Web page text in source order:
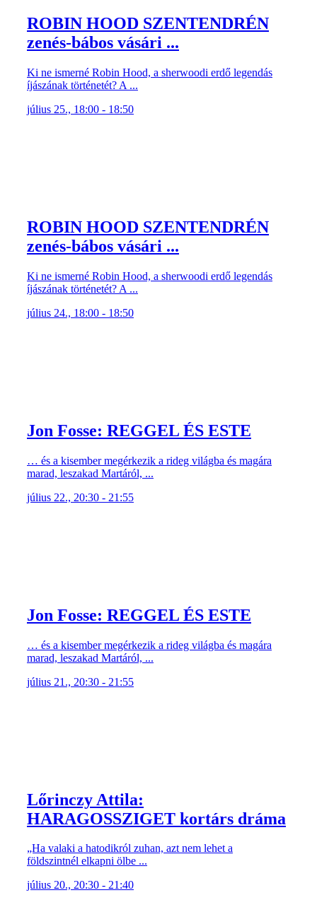
ROBIN HOOD SZENTENDRÉN
zenés-bábos vásári ...
Ki ne ismerné Robin Hood, a sherwoodi erdő legendás
íjászának történetét? A ...
július 25., 18:00 - 18:50
ROBIN HOOD SZENTENDRÉN
zenés-bábos vásári ...
Ki ne ismerné Robin Hood, a sherwoodi erdő legendás
íjászának történetét? A ...
július 24., 18:00 - 18:50
Jon Fosse: REGGEL ÉS ESTE
… és a kisember megérkezik a rideg világba és magára
marad, leszakad Martáról, ...
július 22., 20:30 - 21:55
Jon Fosse: REGGEL ÉS ESTE
… és a kisember megérkezik a rideg világba és magára
marad, leszakad Martáról, ...
július 21., 20:30 - 21:55
Lőrinczy Attila:
HARAGOSSZIGET kortárs dráma
„Ha valaki a hatodikról zuhan, azt nem lehet a
földszintnél elkapni ölbe ...
július 20., 20:30 - 21:40